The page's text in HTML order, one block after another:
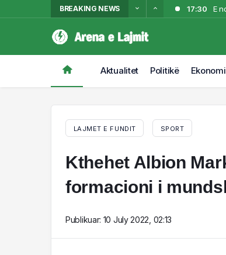
BREAKING NEWS 17:30
E
Aktualitet Politikë Ekonomi
LAJMET E FUNDIT SPORT
Kthehet Albion
formacioni i
Publikuar: 10 July 2022, 02:13